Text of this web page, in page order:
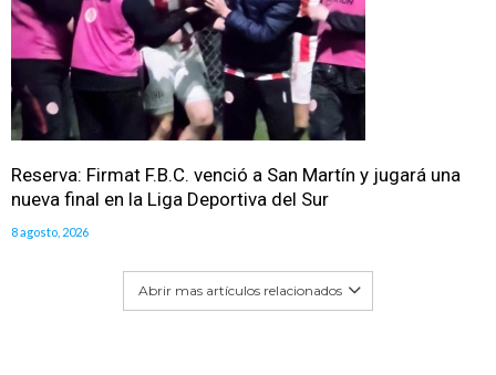
Reserva: Firmat F.B.C. venció a San Martín y jugará una
nueva final en la Liga Deportiva del Sur
8 agosto, 2026
Abrir mas artículos relacionados